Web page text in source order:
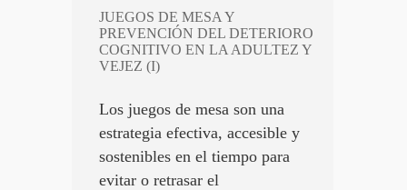
JUEGOS DE MESA Y
PREVENCIÓN DEL DETERIORO
COGNITIVO EN LA ADULTEZ Y
VEJEZ (I)
Los juegos de mesa son una
estrategia efectiva, accesible y
sostenibles en el tiempo para
evitar o retrasar el